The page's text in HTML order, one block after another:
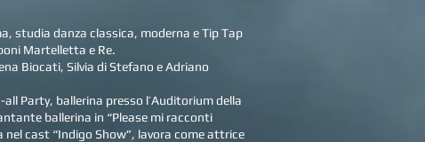
studia danza classica, moderna e Tip Tap
Martelletta e Re.
Biocati, Silvia di Stefano e Adriano
Party, ballerina presso l’Auditorium della
ballerina in “Please mi racconti
nel cast “Indigo Show”, lavora come attrice